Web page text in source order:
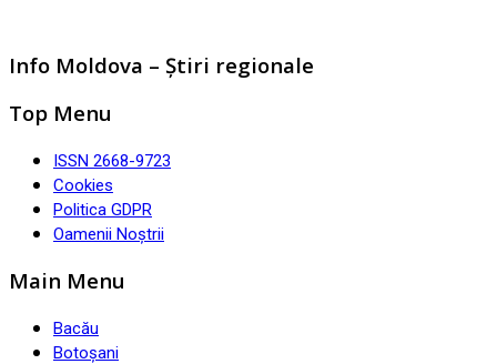
Info Moldova – Știri regionale
Top Menu
ISSN 2668-9723
Cookies
Politica GDPR
Oamenii Noștrii
Main Menu
Bacău
Botoșani